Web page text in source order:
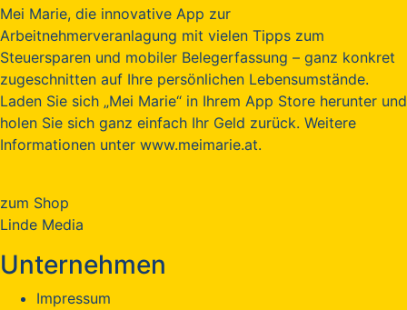
Mei Marie, die innovative App zur
Arbeitnehmerveranlagung mit vielen Tipps zum
Steuersparen und mobiler Belegerfassung – ganz konkret
zugeschnitten auf Ihre persönlichen Lebensumstände.
Laden Sie sich „Mei Marie“ in Ihrem App Store herunter und
holen Sie sich ganz einfach Ihr Geld zurück. Weitere
Informationen unter www.meimarie.at.
zum Shop
Linde Media
Unternehmen
Impressum